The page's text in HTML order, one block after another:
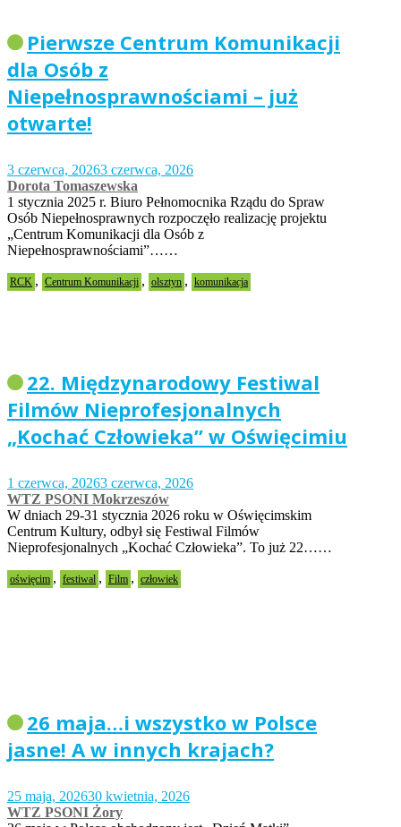
Pierwsze Centrum Komunikacji
dla Osób z
Niepełnosprawnościami – już
otwarte!
3 czerwca, 20263 czerwca, 2026
Dorota Tomaszewska
1 stycznia 2025 r. Biuro Pełnomocnika Rządu do Spraw
Osób Niepełnosprawnych rozpoczęło realizację projektu
„Centrum Komunikacji dla Osób z
Niepełnosprawnościami”……
RCK , Centrum Komunikacji , olsztyn , komunikacja
22. Międzynarodowy Festiwal
Filmów Nieprofesjonalnych
„Kochać Człowieka” w Oświęcimiu
1 czerwca, 20263 czerwca, 2026
WTZ PSONI Mokrzeszów
W dniach 29-31 stycznia 2026 roku w Oświęcimskim
Centrum Kultury, odbył się Festiwal Filmów
Nieprofesjonalnych „Kochać Człowieka”. To już 22……
oświęcim , festiwal , Film , człowiek
26 maja…i wszystko w Polsce
jasne! A w innych krajach?
25 maja, 202630 kwietnia, 2026
WTZ PSONI Żory